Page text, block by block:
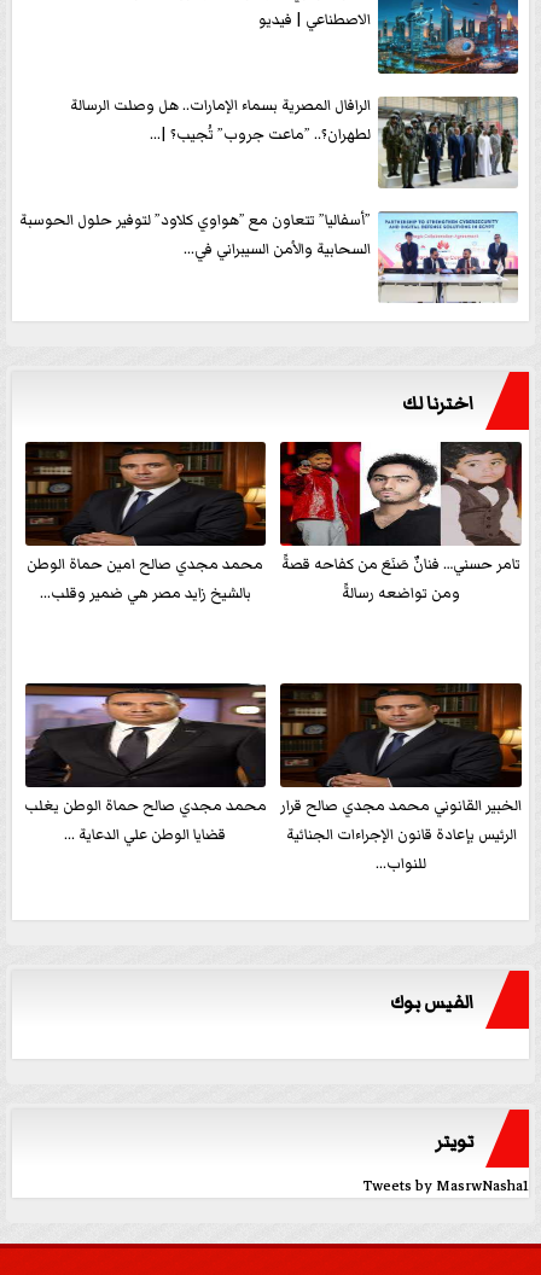
الاصطناعي | فيديو
الرافال المصرية بسماء الإمارات.. هل وصلت الرسالة
لطهران؟.. ”ماعت جروب” تُجيب؟ |...
”أسفاليا” تتعاون مع ”هواوي كلاود” لتوفير حلول الحوسبة
السحابية والأمن السيبراني في...
اخترنا لك
تامر حسني… فنانٌ صَنَعَ من كفاحه قصةً
ومن تواضعه رسالةً
محمد مجدي صالح امين حماة الوطن
بالشيخ زايد مصر هي ضمير وقلب...
الخبير القانوني محمد مجدي صالح قرار
الرئيس بإعادة قانون الإجراءات الجنائية
للنواب...
محمد مجدي صالح حماة الوطن يغلب
قضايا الوطن علي الدعاية ...
الفيس بوك
تويتر
Tweets by MasrwNasha1